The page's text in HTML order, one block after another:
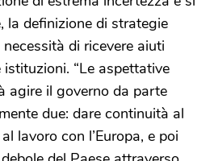
la definizione di strategie
di ricevere aiuti
“Le aspettative
agire il governo da parte
due: dare continuità al
lavoro con l’Europa, e poi